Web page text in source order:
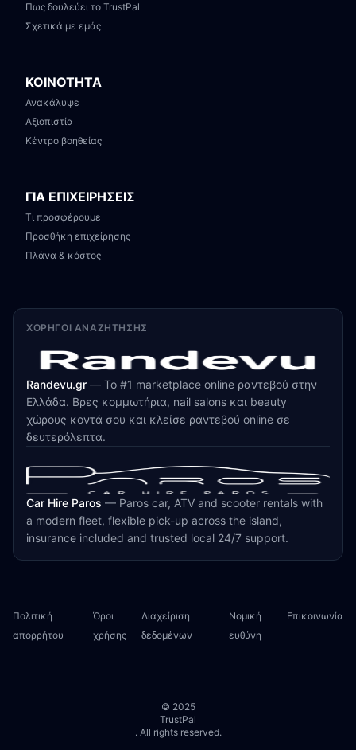
Πως δουλεύει το TrustPal
Σχετικά με εμάς
ΚΟΙΝΟΤΗΤΑ
Ανακάλυψε
Αξιοπιστία
Κέντρο βοηθείας
ΓΙΑ ΕΠΙΧΕΙΡΗΣΕΙΣ
Τι προσφέρουμε
Προσθήκη επιχείρησης
Πλάνα & κόστος
ΧΟΡΗΓΟΊ ΑΝΑΖΉΤΗΣΗΣ
Randevu.gr — Το #1 marketplace online ραντεβού στην
Ελλάδα. Βρες κομμωτήρια, nail salons και beauty
χώρους κοντά σου και κλείσε ραντεβού online σε
δευτερόλεπτα.
Car Hire Paros — Paros car, ATV and scooter rentals with
a modern fleet, flexible pick-up across the island,
insurance included and trusted local 24/7 support.
Πολιτική
απορρήτου
Όροι
χρήσης
Διαχείριση
δεδομένων
Νομική
ευθύνη
Επικοινωνία
© 2025
TrustPal
. All rights reserved.